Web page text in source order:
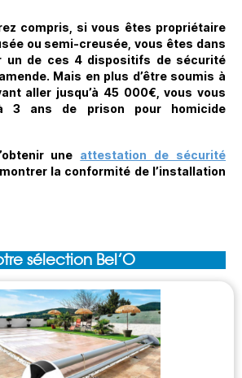
compris, si vous êtes propriétaire
ou semi-creusée, vous êtes dans
un de ces 4 dispositifs de sécurité
Mais en plus d’être soumis à
aller jusqu’à 45 000€, vous vous
3 ans de prison pour homicide
une attestation de sécurité
la conformité de l’installation
sélection Bel’O